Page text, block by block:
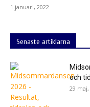
1 januari, 2022
Senaste artiklarna
och
29 maj,